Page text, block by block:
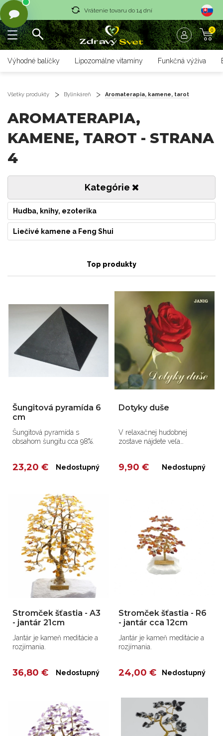
Vrátenie tovaru do 14 dní
Rýchle dodanie <36 hod
Rýchle dodanie <36 hod
0
Výhodné balíčky Lipozomálne vitamíny Funkčná výživa
Všetky produkty Bylinkáreň Aromaterapia, kamene, tarot
AROMATERAPIA,
KAMENE, TAROT - STRANA
4
Kategórie
Hudba, knihy, ezoterika
Liečivé kamene a Feng Shui
Top produkty
Šungitová pyramída 6
cm
Šungitová pyramída s
obsahom šungitu cca 98%.
23,20 € Nedostupný
Dotyky duše
V relaxačnej hudobnej
zostave nájdete veľa
9,90 € Nedostupný
Stromček šťastia - A3
- jantár 21cm
Jantár je kameň meditácie a
rozjímania.
36,80 € Nedostupný
Stromček šťastia - R6
- jantár cca 12cm
Jantár je kameň meditácie a
rozjímania.
24,00 € Nedostupný